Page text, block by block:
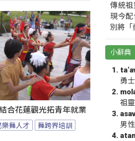
合花蓮觀光拓青年就業
樂舞人才 舞跨界培訓
傳統祖
現今
別將「
小辭典
勇
祖
男